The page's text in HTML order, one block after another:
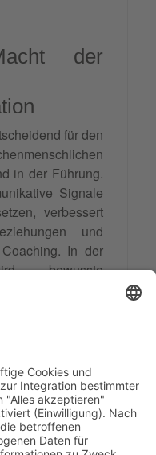
der
für den
in der Führung.
Signale
verbessert
und
In der
bewusste
und neue
persönlich
in